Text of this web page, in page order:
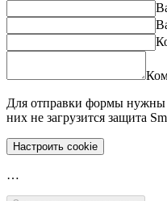
Для отправки формы
них не загрузится защита
Настроить cookie
…